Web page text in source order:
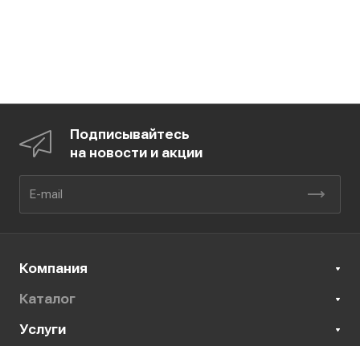
Подписывайтесь
на новости и акции
Компания
Каталог
Услуги